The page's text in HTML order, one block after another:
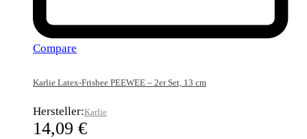
Compare
Karlie Latex-Frisbee PEEWEE – 2er Set, 13 cm
Hersteller:Karlie
14,09 €